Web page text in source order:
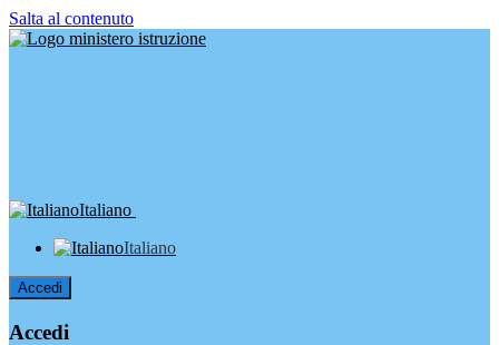
Salta al contenuto
Italiano
Italiano
Accedi
Accedi